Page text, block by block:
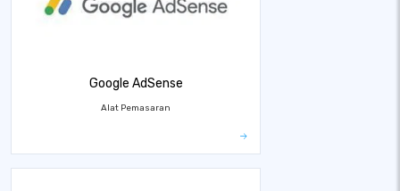
Google AdSense
Alat Pemasaran